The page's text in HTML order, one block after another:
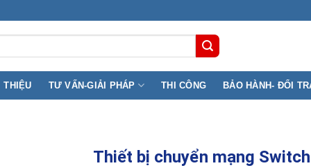
THIỆU TƯ VẤN-GIẢI PHÁP THI CÔNG BẢO HÀNH- ĐỔI
Thiết bị chuyển mạng